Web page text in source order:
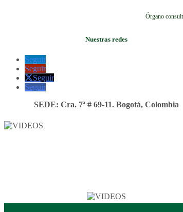
Órgano
Nuestras redes
Seguir
Seguir
Seguir
Seguir
SEDE: Cra. 7ª # 69-11. Bogotá, Colombia